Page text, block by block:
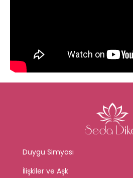
Duygu Simyası
İlişkiler ve Aşk